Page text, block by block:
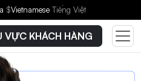
$Vietnamese Tiếng Việt
VỰC KHÁCH HÀNG